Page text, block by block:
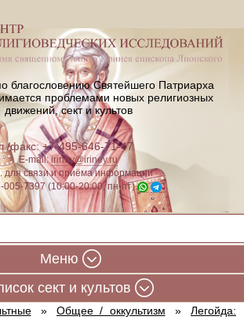
благословению Святейшего Патриарха
проблемами новых религиозных
движений, сект и культов
факс: +7-495-646-71-47
E-mail:iriney@iriney.ru
для связи и приёма информации
005-7397 (10:00-20:00, пн-пт)
Меню
сект и культов
» Общее / оккультизм »
Легойда: